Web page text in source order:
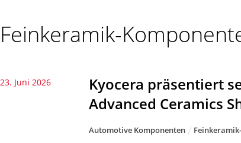
Feinkeramik-
23. Juni 2026
Kyocera präsentiert
Advanced Ceramics
Automotive Komponenten